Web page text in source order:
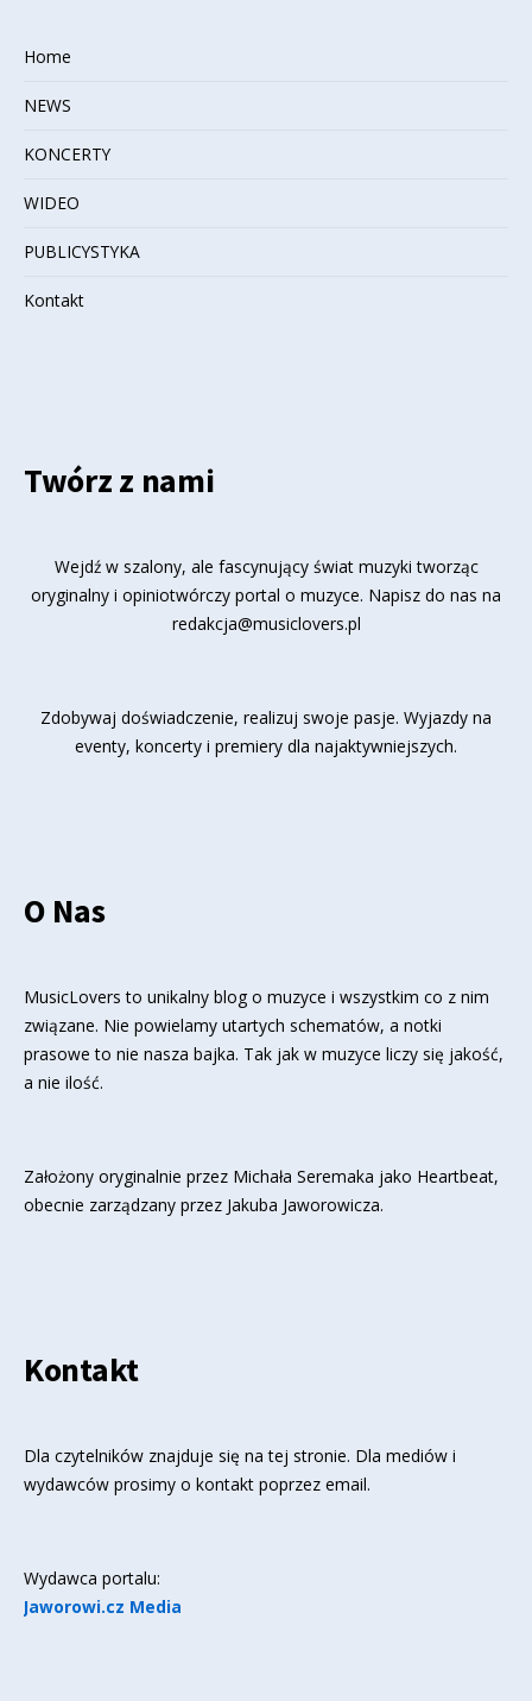
Home
NEWS
KONCERTY
WIDEO
PUBLICYSTYKA
Kontakt
Twórz z nami
Wejdź w szalony, ale fascynujący świat muzyki tworząc
oryginalny i opiniotwórczy portal o muzyce. Napisz do nas na
redakcja@musiclovers.pl
Zdobywaj doświadczenie, realizuj swoje pasje. Wyjazdy na
eventy, koncerty i premiery dla najaktywniejszych.
O Nas
MusicLovers to unikalny blog o muzyce i wszystkim co z nim
związane. Nie powielamy utartych schematów, a notki
prasowe to nie nasza bajka. Tak jak w muzyce liczy się jakość,
a nie ilość.
Założony oryginalnie przez Michała Seremaka jako Heartbeat,
obecnie zarządzany przez Jakuba Jaworowicza.
Kontakt
Dla czytelników znajduje się na tej stronie. Dla mediów i
wydawców prosimy o kontakt poprzez email.
Wydawca portalu:
Jaworowi.cz Media